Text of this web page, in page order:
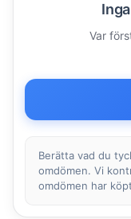
Var
Berätta vad du
omdömen. Vi
omdömen har